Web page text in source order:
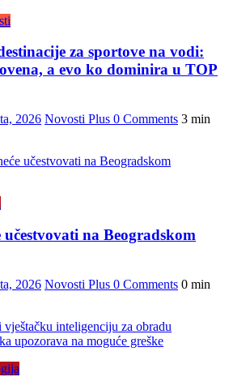
za sportove na vodi:
a evo ko dominira u TOP
2026 Novosti Plus 0 Comments 3 min
na Beogradskom
2026 Novosti Plus 0 Comments 0 min